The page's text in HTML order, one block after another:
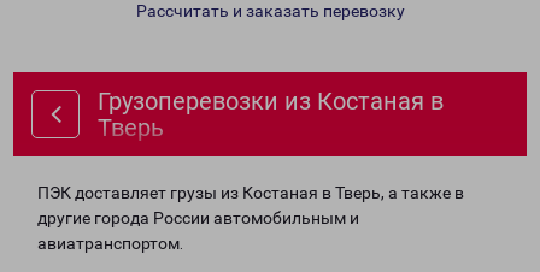
Рассчитать и заказать перевозку
Грузоперевозки из Костаная в
Тверь
ПЭК доставляет грузы из Костаная в Тверь, а также в
другие города России автомобильным и
авиатранспортом.